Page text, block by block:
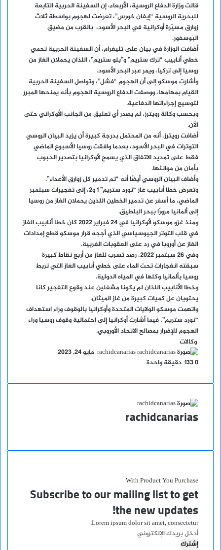
قالت وزارة الدفاع الروسية، الأربعاء، إن السفينة الحربية التابعة
للبحرية الروسية “إيفان خورس”، تعرضت لهجوم بواسطة ثلاث
زوارق مسيّرة أوكرانية في البحر الأسود، بالقرب من مضيق
البوسفور.
أضافت الوزارة في بيان على تليغرام، أن السفينة الحربية تحمي
خطي أنابيب “ترك ستريم” و”بلو ستريم”، اللذان يحملان الغاز من
روسيا إلى تركيا، ويمر عبر البحر الأسود.
وأشارت موسكو إلى أن الهجوم “فشل”، وتواصل السفينة الحربية
القيام بمهامها، ووصفت الدفاع الروسية الهجوم بأنه يمنحها المبرر
لتوسيع إجراءاتها الدفاعية.
وبحسب وكالة رويترز، لم يصدر أي تعليق من الجانب الأوكراني حتى
الآن.
أضافت رويترز، أنه من المحتمل بدرجة كبيرة أن يزيد البيان الروسي
التوترات في البحر الأسود، بعدما وافقت روسيا الأسبوع الماضي
فقط على تمديد الاتفاق الذي يسمح لأوكرانيا بتصدير الحبوب
بأمان من موانئها.
وأضاف البيان الروسي أيضًا أنه “تم تدمير كل زوارق الأعداء”.
وتعرض خطا أنابيب غاز “نورد ستريم” 1 و2، إلى تفجيرات سبتمبر
الماضي، ما أسفر عن تدمير الخطين اللذين يحملان الغاز من روسيا
إلى ألمانيا مرورًا ببحر البلطيق.
ومنذ غزو موسكو لأوكرانيا في 24 فبراير 2022 كان خطا أنابيب الغاز
في قلب التوتر الجيوسياسي الذي أججه قرار موسكو قطع إمدادات
الغاز عن أوروبا في رد على العقوبات الغربية.
وفي 26 سبتمبر 2022، رصد تسرب للغاز من أربع نقاط كبيرة
سبقته انفجارات تحت الماء على خطي أنابيب الغاز التي تربط
روسيا بألمانيا وكلها في المياه الدولية.
وخطا الأنابيب اللذان لم يكونا مشغلين عند وقوع التفجير كانا
يحتويان عل كميات كبيرة من غاز الميثان.
واتهمت موسكو الولايات المتحدة وأوكرانيا بالوقوف وراء استهداف
“نورد ستريم”، فيما أشارت أوكرانيا إلى احتمالية وقوف روسيا وراء
الهجوم للإضرار بمصالح الاتحاد الأوروبي.
وكالات
rachidcanarias أرسل
مايو 24, 2023
0
دقيقة واحدة
rachidcanarias
With Product You Purchase
Subscribe to our mailing list to get
the new updates!
Lorem ipsum dolor sit amet, consectetur.
أدخل
بريدك